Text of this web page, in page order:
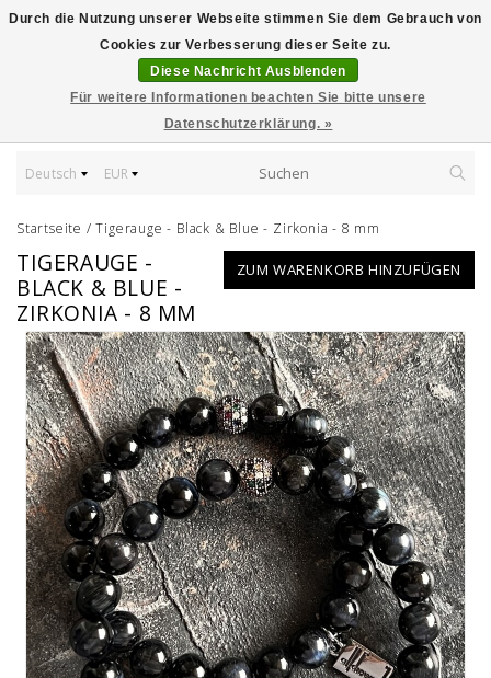
Deutsch EUR
Startseite /Tigerauge - Black & Blue - Zirkonia - 8 mm
ZUM WARENKORB HINZUFÜGEN
TIGERAUGE -
BLACK & BLUE -
ZIRKONIA - 8 MM
Durch die Nutzung unserer Webseite stimmen Sie dem Gebrauch von
Cookies zur Verbesserung dieser Seite zu.
Diese Nachricht Ausblenden
Für weitere Informationen beachten Sie bitte unsere
Datenschutzerklärung. »